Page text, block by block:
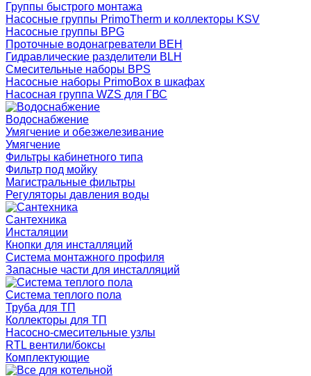
Группы быстрого монтажа
Насосные группы PrimoTherm и коллекторы KSV
Насосные группы BPG
Проточные водонагреватели BEH
Гидравлические разделители BLH
Смесительные наборы BPS
Насосные наборы PrimoBox в шкафах
Насосная группа WZS для ГВС
Водоснабжение
Умягчение и обезжелезивание
Умягчение
Фильтры кабинетного типа
Фильтр под мойку
Магистральные фильтры
Регуляторы давления воды
Сантехника
Инсталяции
Кнопки для инсталляций
Система монтажного профиля
Запасные части для инсталляций
Система теплого пола
Труба для ТП
Коллекторы для ТП
Насосно-смесительные узлы
RTL вентили/боксы
Комплектующие